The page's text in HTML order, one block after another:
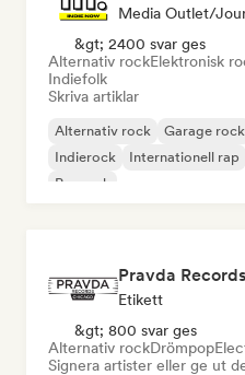
Media Outlet/
&gt; 2400 svar ges
Alternativ rockElektronisk
Indiefolk
Skriva artiklar
Alternativ rock Garage rock
Indierock
Internationell rap
Poprock
Pravda Records
Etikett
&gt; 800 svar ges
Alternativ rockDrömpop
Signera artister eller ge ut